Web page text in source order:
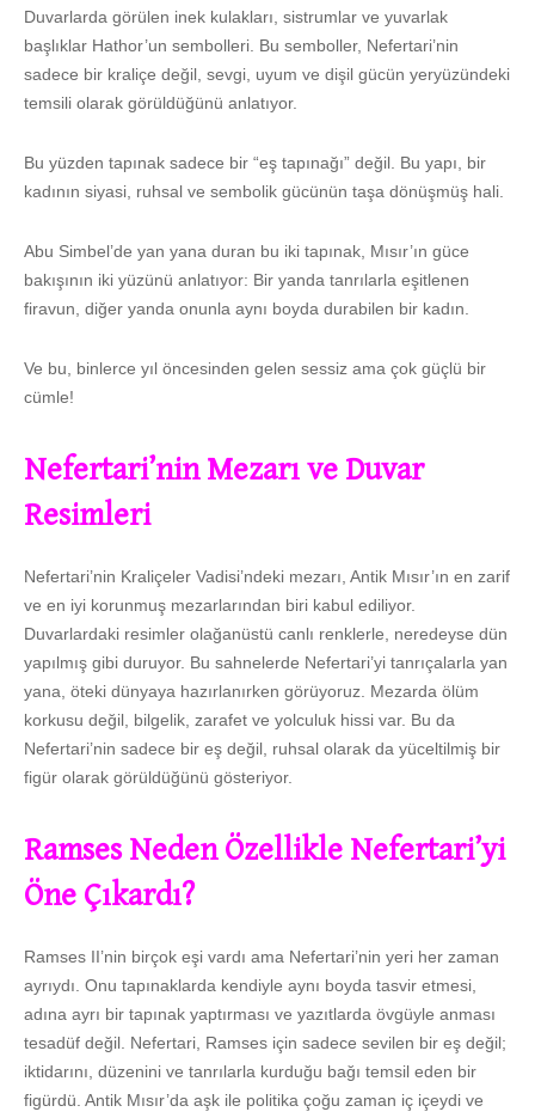
Duvarlarda görülen inek kulakları, sistrumlar ve yuvarlak
başlıklar Hathor’un sembolleri. Bu semboller, Nefertari’nin
sadece bir kraliçe değil, sevgi, uyum ve dişil gücün yeryüzündeki
temsili olarak görüldüğünü anlatıyor.
Bu yüzden tapınak sadece bir “eş tapınağı” değil. Bu yapı, bir
kadının siyasi, ruhsal ve sembolik gücünün taşa dönüşmüş hali.
Abu Simbel’de yan yana duran bu iki tapınak, Mısır’ın güce
bakışının iki yüzünü anlatıyor: Bir yanda tanrılarla eşitlenen
firavun, diğer yanda onunla aynı boyda durabilen bir kadın.
Ve bu, binlerce yıl öncesinden gelen sessiz ama çok güçlü bir
cümle!
Nefertari’nin Mezarı ve Duvar
Resimleri
Nefertari’nin Kraliçeler Vadisi’ndeki mezarı, Antik Mısır’ın en zarif
ve en iyi korunmuş mezarlarından biri kabul ediliyor.
Duvarlardaki resimler olağanüstü canlı renklerle, neredeyse dün
yapılmış gibi duruyor. Bu sahnelerde Nefertari’yi tanrıçalarla yan
yana, öteki dünyaya hazırlanırken görüyoruz. Mezarda ölüm
korkusu değil, bilgelik, zarafet ve yolculuk hissi var. Bu da
Nefertari’nin sadece bir eş değil, ruhsal olarak da yüceltilmiş bir
figür olarak görüldüğünü gösteriyor.
Ramses Neden Özellikle Nefertari’yi
Öne Çıkardı?
Ramses II’nin birçok eşi vardı ama Nefertari’nin yeri her zaman
ayrıydı. Onu tapınaklarda kendiyle aynı boyda tasvir etmesi,
adına ayrı bir tapınak yaptırması ve yazıtlarda övgüyle anması
tesadüf değil. Nefertari, Ramses için sadece sevilen bir eş değil;
iktidarını, düzenini ve tanrılarla kurduğu bağı temsil eden bir
figürdü. Antik Mısır’da aşk ile politika çoğu zaman iç içeydi ve